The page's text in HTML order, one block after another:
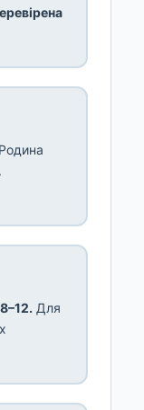
Родина
Для